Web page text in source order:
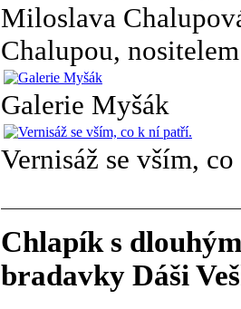
Miloslava
Chalupou,
Galerie Myšák
Vernisáž se vším,
Chlapík s
bradavky Dáši